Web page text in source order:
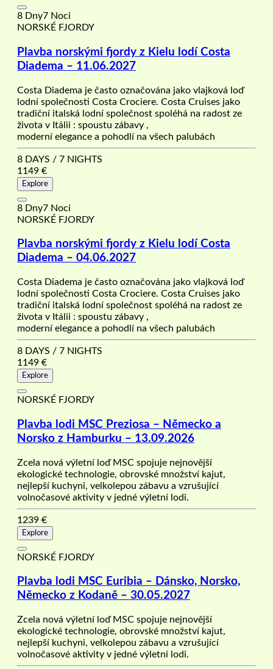
8 Dny7 Noci
NORSKÉ FJORDY
Plavba norskými fjordy z Kielu lodí Costa
Diadema – 11.06.2027
Costa Diadema je často označována jako vlajková loď
lodní společnosti Costa Crociere. Costa Cruises jako
tradiční italská lodní společnost spoléhá na radost ze
života v Itálii : spoustu zábavy ,
moderní elegance a pohodlí na všech palubách
8 DAYS / 7 NIGHTS
1149 €
Explore
8 Dny7 Noci
NORSKÉ FJORDY
Plavba norskými fjordy z Kielu lodí Costa
Diadema – 04.06.2027
Costa Diadema je často označována jako vlajková loď
lodní společnosti Costa Crociere. Costa Cruises jako
tradiční italská lodní společnost spoléhá na radost ze
života v Itálii : spoustu zábavy ,
moderní elegance a pohodlí na všech palubách
8 DAYS / 7 NIGHTS
1149 €
Explore
NORSKÉ FJORDY
Plavba lodi MSC Preziosa – Německo a
Norsko z Hamburku – 13.09.2026
Zcela nová výletní loď MSC spojuje nejnovější
ekologické technologie, obrovské množství kajut,
nejlepší kuchyni, velkolepou zábavu a vzrušující
volnočasové aktivity v jedné výletní lodi.
1239 €
Explore
NORSKÉ FJORDY
Plavba lodi MSC Euribia – Dánsko, Norsko,
Německo z Kodaně – 30.05.2027
Zcela nová výletní loď MSC spojuje nejnovější
ekologické technologie, obrovské množství kajut,
nejlepší kuchyni, velkolepou zábavu a vzrušující
volnočasové aktivity v jedné výletní lodi.